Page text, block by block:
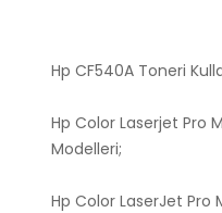
Hp CF540A Toneri
Hp Color Laserjet Pro
Modelleri;
Hp Color LaserJet Pro